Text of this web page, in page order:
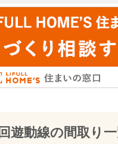
遊動線の間取り